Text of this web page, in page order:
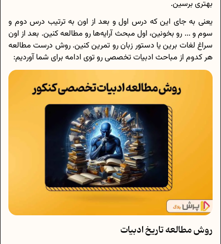
بهتری برسین.
یعنی به جای این که درس اول و بعد از اون به ترتیب درس دوم و
سوم و ... رو بخونین، اول مبحث آرایه‌ها رو مطالعه کنین. بعد از اون
سراغ لغات برین یا دستور زبان رو تمرین کنین. روش درست مطالعه
هر کدوم از مباحث ادبیات تخصصی رو توی ادامه برای شما آوردیم:
روش مطالعه تاریخ ادبیات